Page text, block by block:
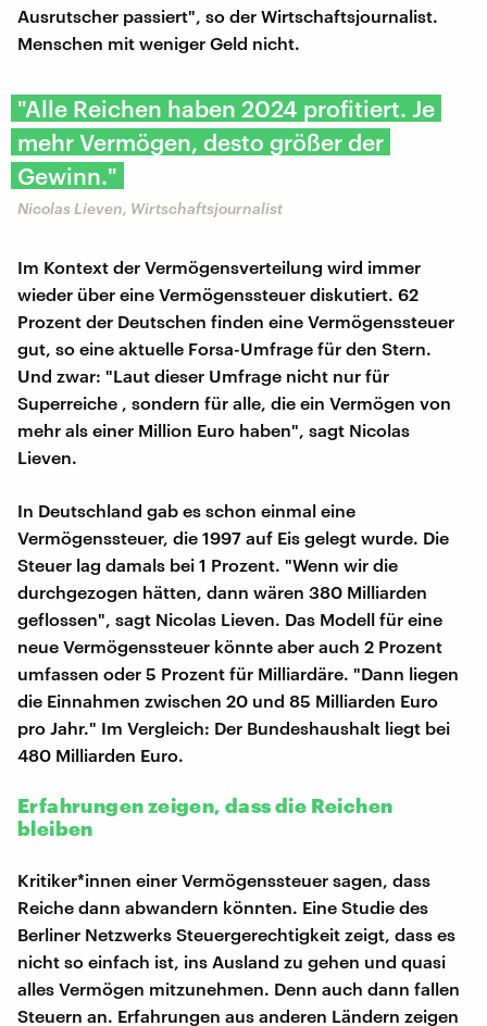
Ausrutscher passiert", so der Wirtschaftsjournalist.
Menschen mit weniger Geld nicht.
"Alle Reichen haben 2024 profitiert. Je
mehr Vermögen, desto größer der
Gewinn."
Nicolas Lieven, Wirtschaftsjournalist
Im Kontext der Vermögensverteilung wird immer
wieder über eine Vermögenssteuer diskutiert. 62
Prozent der Deutschen finden eine Vermögenssteuer
gut, so eine aktuelle Forsa-Umfrage für den Stern.
Und zwar: "Laut dieser Umfrage nicht nur für
Superreiche , sondern für alle, die ein Vermögen von
mehr als einer Million Euro haben", sagt Nicolas
Lieven.
In Deutschland gab es schon einmal eine
Vermögenssteuer, die 1997 auf Eis gelegt wurde. Die
Steuer lag damals bei 1 Prozent. "Wenn wir die
durchgezogen hätten, dann wären 380 Milliarden
geflossen", sagt Nicolas Lieven. Das Modell für eine
neue Vermögenssteuer könnte aber auch 2 Prozent
umfassen oder 5 Prozent für Milliardäre. "Dann liegen
die Einnahmen zwischen 20 und 85 Milliarden Euro
pro Jahr." Im Vergleich: Der Bundeshaushalt liegt bei
480 Milliarden Euro.
Erfahrungen zeigen, dass die Reichen
bleiben
Kritiker*innen einer Vermögenssteuer sagen, dass
Reiche dann abwandern könnten. Eine Studie des
Berliner Netzwerks Steuergerechtigkeit zeigt, dass es
nicht so einfach ist, ins Ausland zu gehen und quasi
alles Vermögen mitzunehmen. Denn auch dann fallen
Steuern an. Erfahrungen aus anderen Ländern zeigen